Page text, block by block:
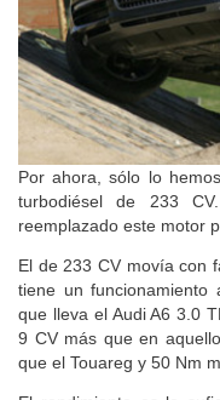
Por ahora, sólo lo
turbodiésel de 233
reemplazado este motor
El de 233 CV movía con
tiene un funcionamiento
que lleva el Audi A6 3.0
9 CV más que en
que el Touareg y 50 Nm